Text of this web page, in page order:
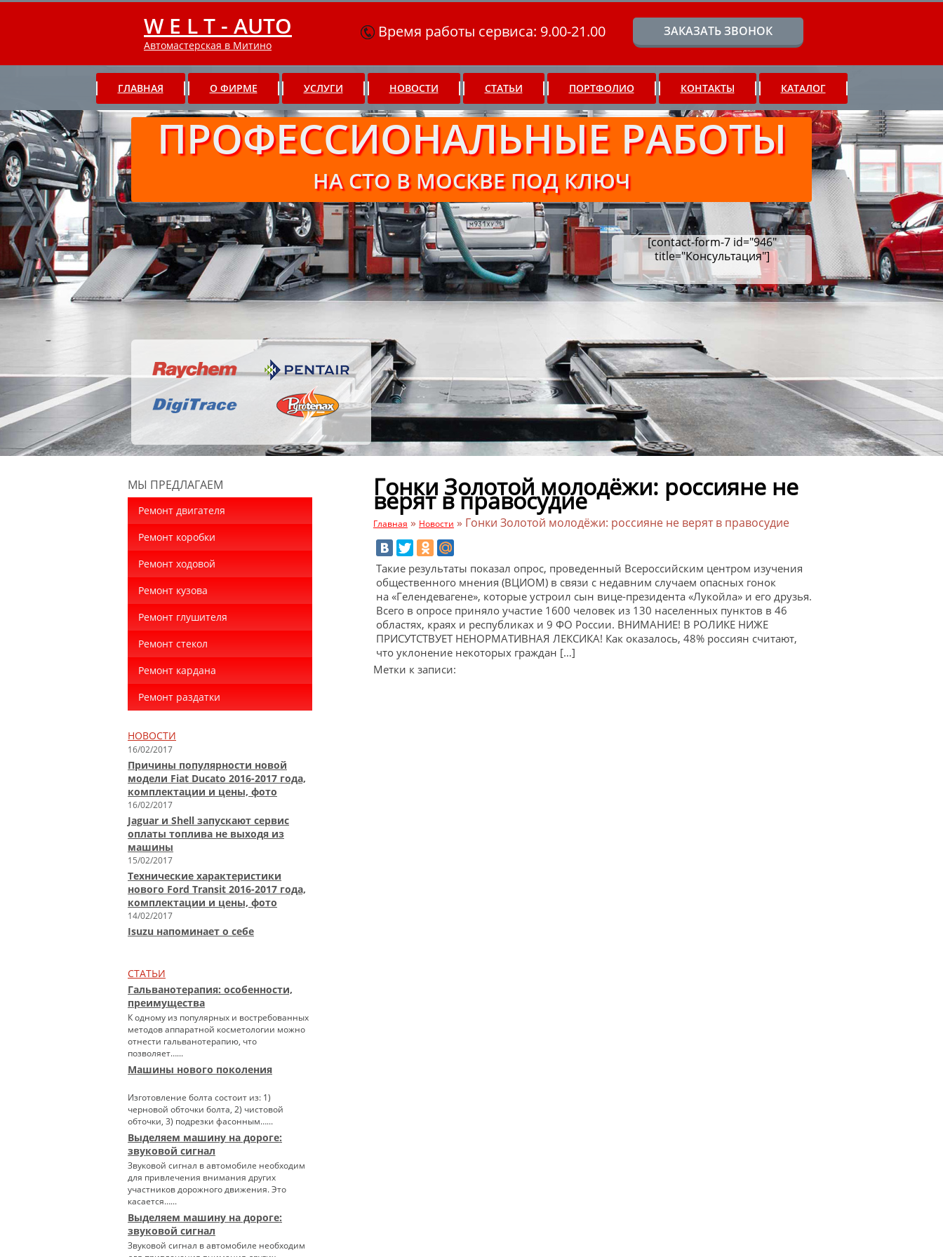
W E L T - AUTO
Автомастерская в Митино
Время работы сервиса: 9.00-21.00 ЗАКАЗАТЬ ЗВОНОК
ГЛАВНАЯ О ФИРМЕ УСЛУГИ НОВОСТИ СТАТЬИ ПОРТФОЛИО КОНТАКТЫ КАТАЛОГ
ПРОФЕССИОНАЛЬНЫЕ РАБОТЫ
НА СТО В МОСКВЕ ПОД КЛЮЧ
[contact-form-7 id="946"
title="Консультация"]
МЫ ПРЕДЛАГАЕМ
Ремонт двигателя
Ремонт коробки
Ремонт ходовой
Ремонт кузова
Ремонт глушителя
Ремонт стекол
Ремонт кардана
Ремонт раздатки
НОВОСТИ
16/02/2017
Причины популярности новой
модели Fiat Ducato 2016-2017 года,
комплектации и цены, фото
16/02/2017
Jaguar и Shell запускают сервис
оплаты топлива не выходя из
машины
15/02/2017
Технические характеристики
нового Ford Transit 2016-2017 года,
комплектации и цены, фото
14/02/2017
Isuzu напоминает о себе
СТАТЬИ
Гальванотерапия: особенности,
преимущества
К одному из популярных и востребованных
методов аппаратной косметологии можно
отнести гальванотерапию, что
позволяет…...
Машины нового поколения
Изготовление болта состоит из: 1)
черновой обточки болта, 2) чистовой
обточки, 3) подрезки фасонным…...
Выделяем машину на дороге:
звуковой сигнал
Звуковой сигнал в автомобиле необходим
для привлечения внимания других
участников дорожного движения. Это
касается…...
Выделяем машину на дороге:
звуковой сигнал
Звуковой сигнал в автомобиле необходим
Гонки Золотой молодёжи: россияне не
верят в правосудие
Главная » Новости » Гонки Золотой молодёжи: россияне не верят в правосудие
Такие результаты показал опрос, проведенный Всероссийским центром изучения
общественного мнения (ВЦИОМ) в связи с недавним случаем опасных гонок
на «Гелендевагене», которые устроил сын вице-президента «Лукойла» и его друзья.
Всего в опросе приняло участие 1600 человек из 130 населенных пунктов в 46
областях, краях и республиках и 9 ФО России. ВНИМАНИЕ! В РОЛИКЕ НИЖЕ
ПРИСУТСТВУЕТ НЕНОРМАТИВНАЯ ЛЕКСИКА! Как оказалось, 48% россиян считают,
что уклонение некоторых граждан […]
Метки к записи: